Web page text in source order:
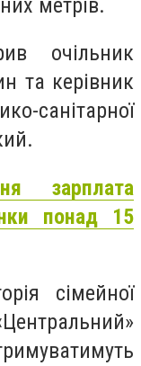
очільник
та керівник
санітарної
зарплата
понад 15
сімейної